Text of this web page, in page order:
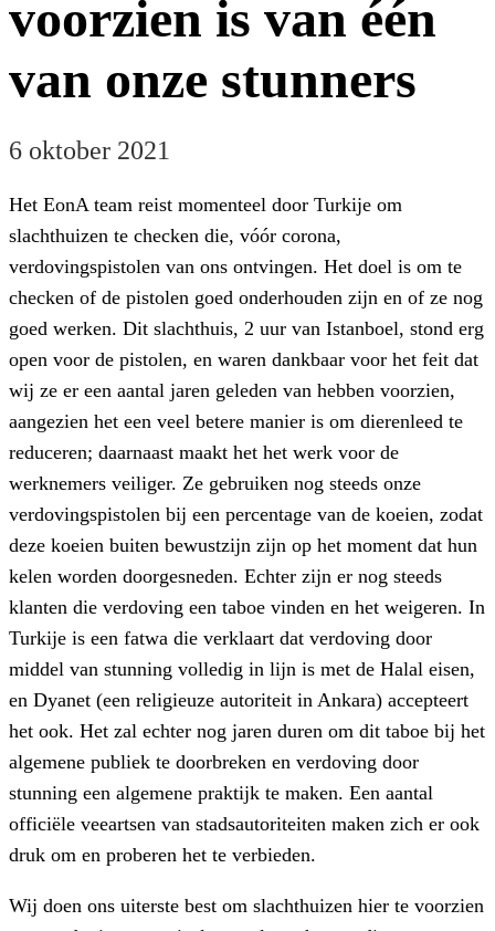
voorzien is van één
van onze stunners
6 oktober 2021
Het EonA team reist momenteel door Turkije om
slachthuizen te checken die, vóór corona,
verdovingspistolen van ons ontvingen. Het doel is om te
checken of de pistolen goed onderhouden zijn en of ze nog
goed werken. Dit slachthuis, 2 uur van Istanboel, stond erg
open voor de pistolen, en waren dankbaar voor het feit dat
wij ze er een aantal jaren geleden van hebben voorzien,
aangezien het een veel betere manier is om dierenleed te
reduceren; daarnaast maakt het het werk voor de
werknemers veiliger. Ze gebruiken nog steeds onze
verdovingspistolen bij een percentage van de koeien, zodat
deze koeien buiten bewustzijn zijn op het moment dat hun
kelen worden doorgesneden. Echter zijn er nog steeds
klanten die verdoving een taboe vinden en het weigeren. In
Turkije is een fatwa die verklaart dat verdoving door
middel van stunning volledig in lijn is met de Halal eisen,
en Dyanet (een religieuze autoriteit in Ankara) accepteert
het ook. Het zal echter nog jaren duren om dit taboe bij het
algemene publiek te doorbreken en verdoving door
stunning een algemene praktijk te maken. Een aantal
officiële veeartsen van stadsautoriteiten maken zich er ook
druk om en proberen het te verbieden.
Wij doen ons uiterste best om slachthuizen hier te voorzien